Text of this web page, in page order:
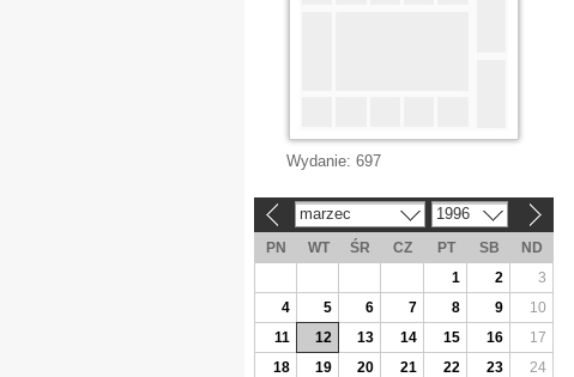
Wydanie: 697
marzec 1996
PN WT ŚR CZ PT SB
ND
1
2
3
4
5 6 7 8 9
10
11
12 13 14 15 16
17
18
19 20 21 22 23
24